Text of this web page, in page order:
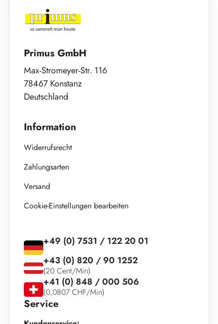
Primus GmbH
Max-Stromeyer-Str. 116
78467 Konstanz
Deutschland
Information
Widerrufsrecht
Zahlungsarten
Versand
Cookie-Einstellungen bearbeiten
Service
+49 (0) 7531 / 122 20 01
+43 (0) 820 / 90 1252
(20 Cent/Min)
+41 (0) 848 / 000 506
(0,0807 CHF/Min)